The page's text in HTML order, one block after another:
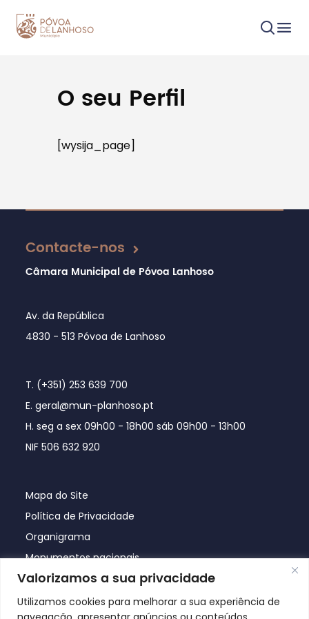
Valorizamos a sua privacidade
Utilizamos cookies para melhorar a sua experiência de
Procurar
O seu Perfil
[wysija_page]
Contacte-nos
Câmara Municipal de Póvoa Lanhoso
Av. da República
4830 - 513 Póvoa de Lanhoso
T. (+351) 253 639 700
E. geral@mun-planhoso.pt
H. seg a sex 09h00 - 18h00 sáb 09h00 - 13h00
NIF 506 632 920
Mapa do Site
Política de Privacidade
Organigrama
Monumentos nacionais